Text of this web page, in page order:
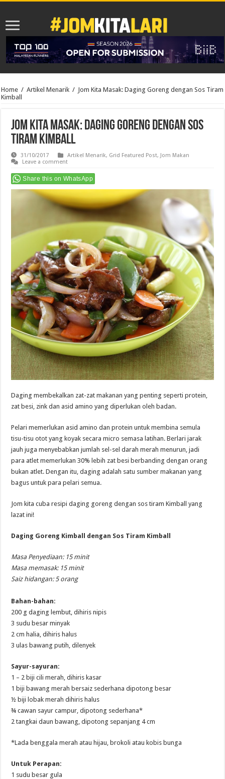
Home / Artikel Menarik / Jom Kita Masak: Daging Goreng dengan Sos Tiram
Kimball
Jom Kita Masak: Daging Goreng dengan Sos
Tiram Kimball
31/10/2017 Artikel Menarik, Grid Featured Post, Jom Makan
Leave a comment
Share this on WhatsApp
Daging membekalkan zat-zat makanan yang penting seperti protein,
zat besi, zink dan asid amino yang diperlukan oleh badan.
Pelari memerlukan asid amino dan protein untuk membina semula
tisu-tisu otot yang koyak secara micro semasa latihan. Berlari jarak
jauh juga menyebabkan jumlah sel-sel darah merah menurun, jadi
para atlet memerlukan 30% lebih zat besi berbanding dengan orang
bukan atlet. Dengan itu, daging adalah satu sumber makanan yang
bagus untuk para pelari semua.
Jom kita cuba resipi daging goreng dengan sos tiram Kimball yang
lazat ini!
Daging Goreng Kimball dengan Sos Tiram Kimball
Masa Penyediaan: 15 minit
Masa memasak: 15 minit
Saiz hidangan: 5 orang
Bahan-bahan:
200 g daging lembut, dihiris nipis
3 sudu besar minyak
2 cm halia, dihiris halus
3 ulas bawang putih, dilenyek
Sayur-sayuran:
1 – 2 biji cili merah, dihiris kasar
1 biji bawang merah bersaiz sederhana dipotong besar
½ biji lobak merah dihiris halus
¾ cawan sayur campur, dipotong sederhana*
2 tangkai daun bawang, dipotong sepanjang 4 cm
*Lada benggala merah atau hijau, brokoli atau kobis bunga
Untuk Perapan:
1 sudu besar gula